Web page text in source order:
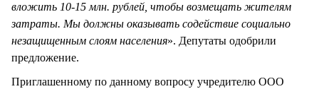
вложить 10-15 млн. рублей, чтобы возмещать жителям
затраты. Мы должны оказывать содействие социально
незащищенным слоям населения». Депутаты одобрили
предложение.
Приглашенному по данному вопросу учредителю ООО